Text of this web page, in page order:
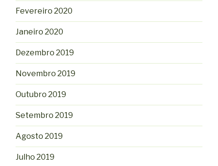
Fevereiro 2020
Janeiro 2020
Dezembro 2019
Novembro 2019
Outubro 2019
Setembro 2019
Agosto 2019
Julho 2019